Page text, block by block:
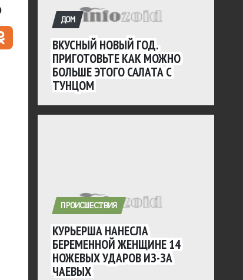
ДОМ
ВКУСНЫЙ НОВЫЙ ГОД.
ПРИГОТОВЬТЕ КАК МОЖНО
БОЛЬШЕ ЭТОГО САЛАТА С
ТУНЦОМ
ПРОИСШЕСТВИЯ
КУРЬЕРША НАНЕСЛА
БЕРЕМЕННОЙ ЖЕНЩИНЕ 14
НОЖЕВЫХ УДАРОВ ИЗ-ЗА
ЧАЕВЫХ